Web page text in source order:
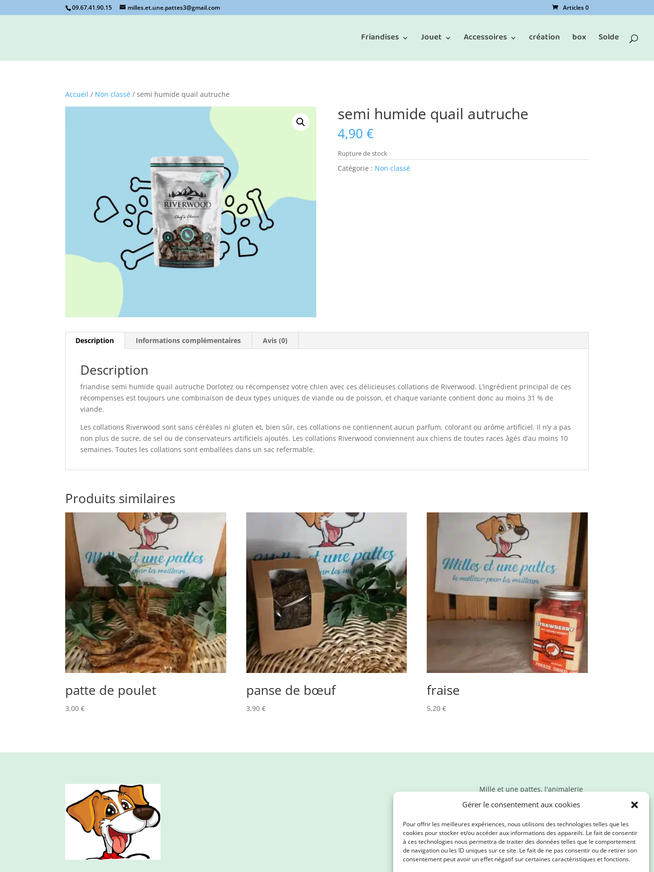
Gérer le consentement aux cookies
Pour offrir les meilleures expériences, nous utilisons des technologies telles que les
cookies pour stocker et/ou accéder aux informations des appareils. Le fait de consentir
à ces technologies nous permettra de traiter des données telles que le comportement
de navigation ou les ID uniques sur ce site. Le fait de ne pas consentir ou de retirer son
consentement peut avoir un effet négatif sur certaines caractéristiques et fonctions.
09.67.41.90.15 milles.et.une.pattes3@gmail.com Articles 0
Friandises Jouet Accessoires création box Solde
Accueil / Non classé / semi humide quail autruche
semi humide quail autruche
4,90 €
Rupture de stock
Catégorie : Non classé
Description Informations complémentaires Avis (0)
Description
friandise semi humide quail autruche Dorlotez ou récompensez votre chien avec ces délicieuses collations de Riverwood. L’ingrédient principal de ces
récompenses est toujours une combinaison de deux types uniques de viande ou de poisson, et chaque variante contient donc au moins 31 % de
viande.
Les collations Riverwood sont sans céréales ni gluten et, bien sûr, ces collations ne contiennent aucun parfum, colorant ou arôme artificiel. Il n’y a pas
non plus de sucre, de sel ou de conservateurs artificiels ajoutés. Les collations Riverwood conviennent aux chiens de toutes races âgés d’au moins 10
semaines. Toutes les collations sont emballées dans un sac refermable.
Produits similaires
patte de poulet
3,00€
panse de bœuf
3,90 €
fraise
5,20€
Mille et une pattes, l'animalerie
en ligne qui propose des
produits de qualité. Nous
prenons soin de vos loulous et
de la planète !